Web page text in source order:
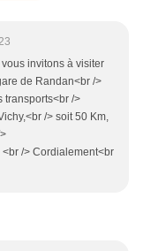
invitons à visiter
de Randan<br />
transports<br />
/> soit 50 Km,
/> Cordialement<br